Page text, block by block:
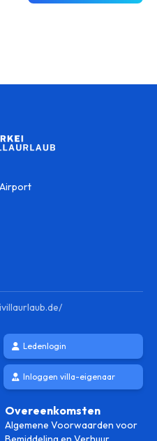
Ledenlogin
Inloggen villa-eigenaar
Overeenkomsten
Algemene Voorwaarden voor